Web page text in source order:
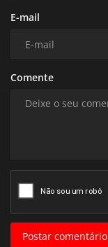
E-mail
Comente
Postar comentário